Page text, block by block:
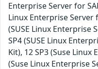
Enterprise Server for
Linux Enterprise Server
(SUSE Linux Enterprise
SP4 (SUSE Linux
Kit), 12 SP3 (Suse Linux
(Suse Linux Enterprise